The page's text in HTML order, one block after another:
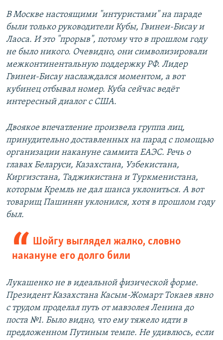
В Москве настоящими "интуристами" на параде
были только руководители Кубы, Гвинеи-Бисау и
Лаоса. И это "прорыв", потому что в прошлом году
не было никого. Очевидно, они символизировали
межконтинентальную поддержку РФ. Лидер
Гвинеи-Бисау наслаждался моментом, а вот
кубинец отбывал номер. Куба сейчас ведёт
интересный диалог с США.
Двоякое впечатление произвела группа лиц,
принудительно доставленных на парад с помощью
организации накануне саммита ЕАЭС. Речь о
главах Беларуси, Казахстана, Узбекистана,
Киргизстана, Таджикистана и Туркменистана,
которым Кремль не дал шанса уклониться. А вот
товарищ Пашинян уклонился, хотя в прошлом году
был.
Шойгу выглядел жалко, словно
накануне его долго били
Лукашенко не в идеальной физической форме.
Президент Казахстана Касым-Жомарт Токаев явно
с трудом проделал путь от мавзолея Ленина до
поста №1. Было видно, что ему тяжело идти в
предложенном Путиным темпе. Не удивлюсь, если